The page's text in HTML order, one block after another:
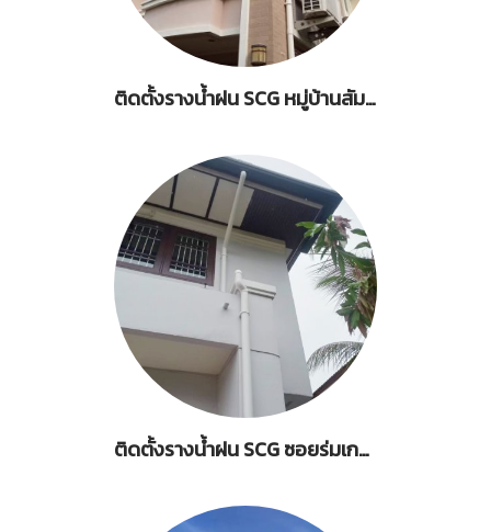
ติดตั้งรางน้ำฝน SCG หมู่บ้านสัมมากร เพลส ราชพฤกษ์ ปากเกร็ด นนทบุรี
ติดตั้งรางน้ำฝน SCG ซอยร่มเกล้า 19-1 ลาดกระบัง กรุงเทพ